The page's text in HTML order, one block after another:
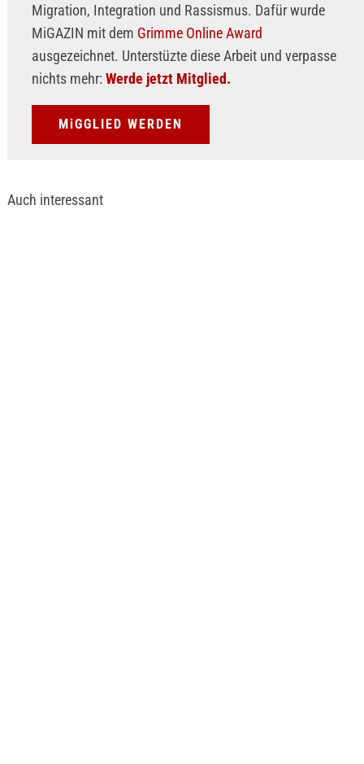
Migration, Integration und Rassismus. Dafür wurde
MiGAZIN mit dem Grimme Online Award
ausgezeichnet. Unterstüzte diese Arbeit und verpasse
nichts mehr: Werde jetzt Mitglied.
MiGGLIED WERDEN
Auch interessant